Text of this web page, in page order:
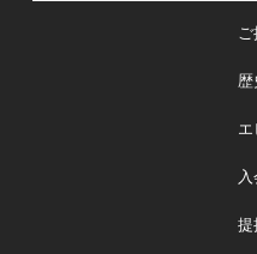
歴
提